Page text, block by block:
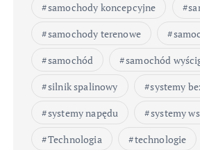
samochody koncepcyjne
samochody terenowe
samochód
samochód
silnik spalinowy
systemy
systemy napędu
systemy
Technologia
technologie